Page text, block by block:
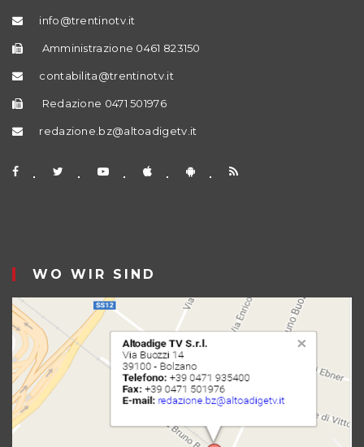
info@trentinotv.it
Amministrazione 0461 823150
contabilita@trentinotv.it
Redazione 0471 501976
redazione.bz@altoadigetv.it
WO WIR SIND